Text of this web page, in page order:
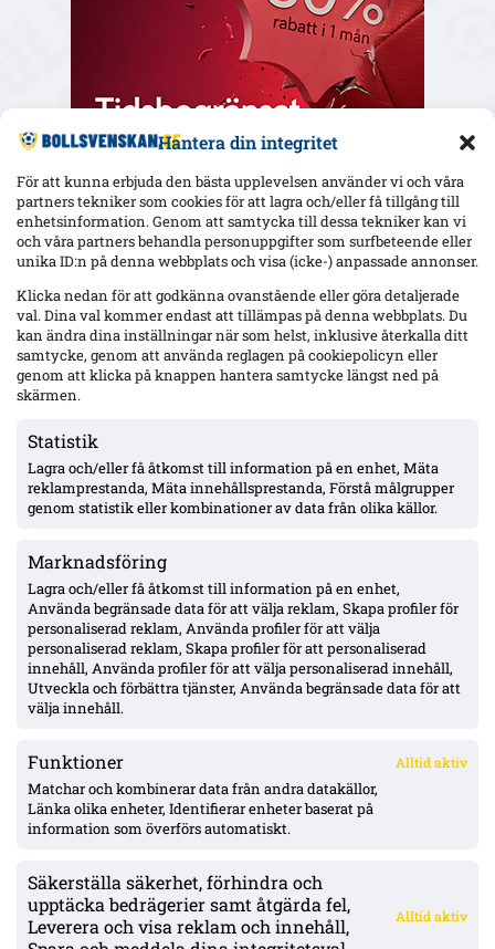
Hantera din integritet
För att kunna erbjuda den bästa upplevelsen använder vi och våra
partners tekniker som cookies för att lagra och/eller få tillgång till
enhetsinformation. Genom att samtycka till dessa tekniker kan vi
och våra partners behandla personuppgifter som surfbeteende eller
unika ID:n på denna webbplats och visa (icke-) anpassade annonser.
Klicka nedan för att godkänna ovanstående eller göra detaljerade
val. Dina val kommer endast att tillämpas på denna webbplats. Du
kan ändra dina inställningar när som helst, inklusive återkalla ditt
samtycke, genom att använda reglagen på cookiepolicyn eller
genom att klicka på knappen hantera samtycke längst ned på
skärmen.
Statistik
Lagra och/eller få åtkomst till information på en enhet, Mäta
reklamprestanda, Mäta innehållsprestanda, Förstå målgrupper
genom statistik eller kombinationer av data från olika källor.
Marknadsföring
Lagra och/eller få åtkomst till information på en enhet,
Använda begränsade data för att välja reklam, Skapa profiler för
personaliserad reklam, Använda profiler för att välja
personaliserad reklam, Skapa profiler för att personaliserad
innehåll, Använda profiler för att välja personaliserad innehåll,
Utveckla och förbättra tjänster, Använda begränsade data för att
välja innehåll.
Funktioner Alltid aktiv
Matchar och kombinerar data från andra datakällor,
Länka olika enheter, Identifierar enheter baserat på
information som överförs automatiskt.
Säkerställa säkerhet, förhindra och
upptäcka bedrägerier samt åtgärda fel,
Leverera och visa reklam och innehåll,
Alltid aktiv
Senaste
Mjällby – inhopp i 84:e minuten
17-årige Theodor Lundbergh har spelat alla MFF:s 15 matcher –
VSK: Jonathan Rings rehab har stannat – sänkt belastning;
Lushaku osäker, Nsabiyumva igång med boll
MFF:s vänsterback: Johan Karlsson eller Theodor Lundbergh –
John skadad, Busanello och Kurtulus avstängda; Malte Frejd
Pålsson in bredvid Djurić, 17-årige Hidalgo aktuell
Julius Beck öppen för Elfsborg-köp – lån säsongen ut med
option, Sturm Graz-kontrakt till 2029
ÖVERSIKT
Nyheter & Reportage
Spelarbetyg
KONTAKT
kontakt@bollsvenskan.se
redaktionen@bollsvenskan.se